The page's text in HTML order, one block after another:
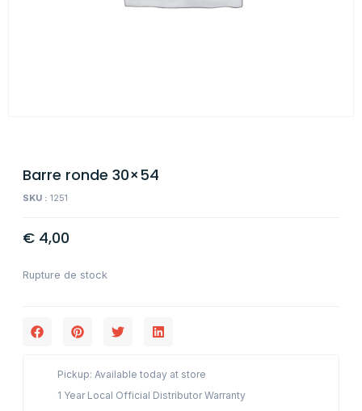
Barre ronde 30×54
SKU : 1251
€ 4,00
Rupture de stock
Pickup: Available today at store
1 Year Local Official Distributor Warranty